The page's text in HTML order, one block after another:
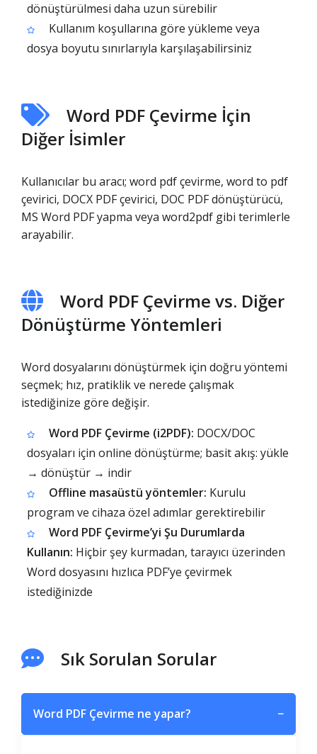
dönüştürülmesi daha uzun sürebilir
Kullanım koşullarına göre yükleme veya
dosya boyutu sınırlarıyla karşılaşabilirsiniz
Word PDF Çevirme İçin
Diğer İsimler
Kullanıcılar bu aracı; word pdf çevirme, word to pdf
çevirici, DOCX PDF çevirici, DOC PDF dönüştürücü,
MS Word PDF yapma veya word2pdf gibi terimlerle
arayabilir.
Word PDF Çevirme vs. Diğer
Dönüştürme Yöntemleri
Word dosyalarını dönüştürmek için doğru yöntemi
seçmek; hız, pratiklik ve nerede çalışmak
istediğinize göre değişir.
Word PDF Çevirme (i2PDF): DOCX/DOC
dosyaları için online dönüştürme; basit akış: yükle
→ dönüştür → indir
Offline masaüstü yöntemler: Kurulu
program ve cihaza özel adımlar gerektirebilir
Word PDF Çevirme’yi Şu Durumlarda
Kullanın: Hiçbir şey kurmadan, tarayıcı üzerinden
Word dosyasını hızlıca PDF’ye çevirmek
istediğinizde
Sık Sorulan Sorular
Word PDF Çevirme ne yapar? −